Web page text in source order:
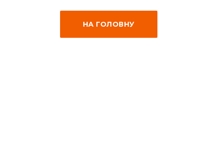
НА ГОЛОВНУ